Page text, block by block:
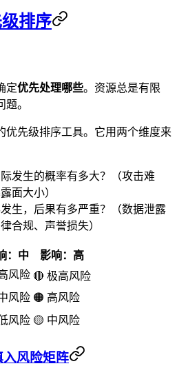
排序
定优先处理哪些。资源总是有限
。
优先级排序工具。它用两个维度来
发生的概率有多大？（攻击难
面大小）
生，后果有多严重？（数据泄露
合规、声誉损失）
：中
影响：高
风险 🔴 极高风险
风险 🟠 高风险
风险 🟡 中风险
风险矩阵